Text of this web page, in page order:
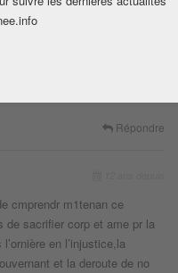
na rien a dire met ton
c’est la conscience dans
le mouvement dans la
Répondre
cmprendr m1tenan ce
de sacrifier corp et ame pr la
en l’injustice,la
et la deroute de no